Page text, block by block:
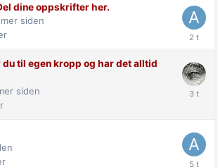
dine oppskrifter her.
siden
til egen kropp og har det alltid
siden